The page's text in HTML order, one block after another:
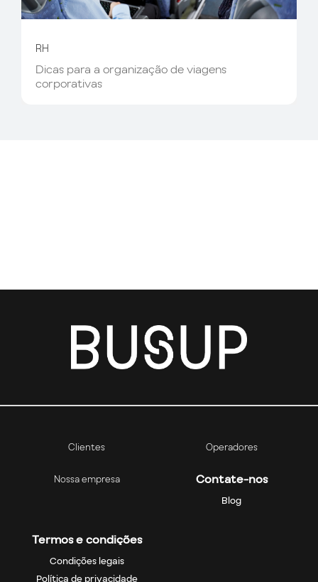
RH
Dicas para a organização de viagens
corporativas
Clientes Operadores
Nossa empresa Contate-nos
Blog
Termos e condições
Condições legais
Política de privacidade